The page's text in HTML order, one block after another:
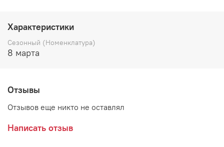
Сумка Audrey grey в сером цвете с традиционным
цветочным рисунком. Вместительная сумка средних
размеров с наружным карманом и удобными ручками
идеальна для того, чтобы совершать покупки или брать
Характеристики
Сезонный (Номенклатура)
8 марта
Отзывы
Отзывов еще никто не оставлял
Написать отзыв